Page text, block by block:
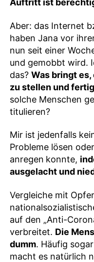
Auftritt ist
Aber: das Internet
haben Jana vor
nun seit einer
und gemobbt wird.
das? Was bringt
zu stellen und
solche Menschen
titulieren?
Mir ist jedenfalls
Probleme lösen
anregen konnte,
ausgelacht und
Vergleiche mit
auf den „Anti-
verbreitet. Die
dumm. Häufig
macht es natürlich